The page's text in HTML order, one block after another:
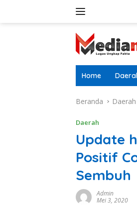
Home
Beranda Daerah
Daerah
Update
Positif
Sembuh
Admin
Mei 3, 2020